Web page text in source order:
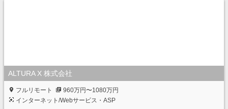
ALTURA X 株式会社
フルリモート
960万円〜1080万円
インターネット/Webサービス・ASP